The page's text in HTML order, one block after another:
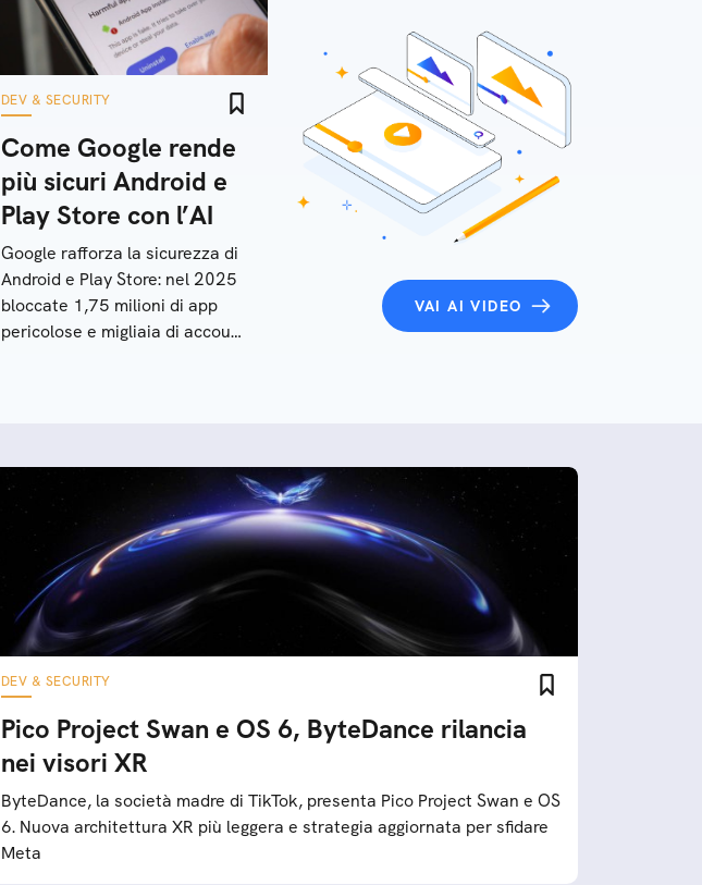
DEV & SECURITY
Come Google rende
più sicuri Android e
Play Store con l’AI
Google rafforza la sicurezza di
Android e Play Store: nel 2025
bloccate 1,75 milioni di app
pericolose e migliaia di account
VAI AI VIDEO
DEV & SECURITY
Pico Project Swan e OS 6, ByteDance rilancia
nei visori XR
ByteDance, la società madre di TikTok, presenta Pico Project Swan e OS
6. Nuova architettura XR più leggera e strategia aggiornata per sfidare
Meta